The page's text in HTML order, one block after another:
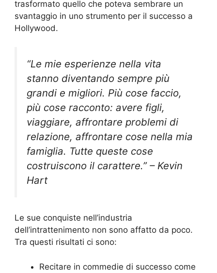
trasformato quello che poteva sembrare un
svantaggio in uno strumento per il successo a
Hollywood.
“Le mie esperienze nella vita
stanno diventando sempre più
grandi e migliori. Più cose faccio,
più cose racconto: avere figli,
viaggiare, affrontare problemi di
relazione, affrontare cose nella mia
famiglia. Tutte queste cose
costruiscono il carattere.” – Kevin
Hart
Le sue conquiste nell’industria
dell’intrattenimento non sono affatto da poco.
Tra questi risultati ci sono:
Recitare in commedie di successo come